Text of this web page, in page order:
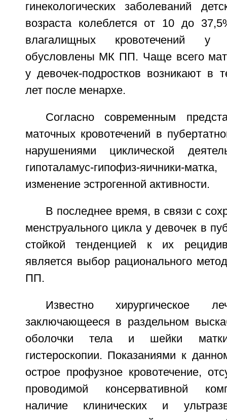
гинекологических заболеваний
возраста колеблется от 10 до
влагалищных кровотечений у
обусловлены МК ПП. Чаще всего
у девочек-подростков возникают в
лет после менархе.
Согласно современным
маточных кровотечений в
нарушениями циклической
гипоталамус-гипофиз-яичники-
изменение эстрогенной активности.
В последнее время, в связи с
менструального цикла у девочек в
стойкой тенденцией к их
является выбор рационального
ПП.
Известно
заключающееся в раздельном
оболочки тела и шейки
гистероскопии. Показаниями к
острое профузное кровотечение,
проводимой консервативной
наличие клинических и